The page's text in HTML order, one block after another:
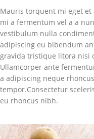
Mauris torquent mi eget
mi a fermentum vel a a
vestibulum nulla
adipiscing eu bibendum
gravida tristique litora nisi
Ullamcorper ante
a adipiscing neque
tempor.Consectetur
eu rhoncus nibh.